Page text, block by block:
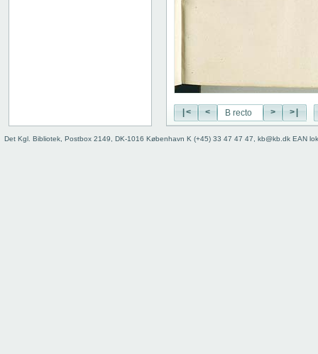
|< < > >|
Det Kgl. Bibliotek, Postbox 2149, DK-1016 København K (+45) 33 47 47 47, kb@kb.dk EAN